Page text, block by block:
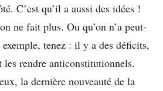
C’est qu’il a aussi des idées !
ne fait plus. Ou qu’on n’a peut-
tenez : il y a des déficits,
rendre anticonstitutionnels.
la dernière nouveauté de la